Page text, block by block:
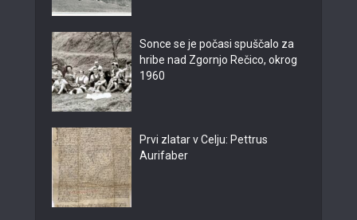
Sonce se je počasi spuščalo za
hribe nad Zgornjo Rečico, okrog
1960
Prvi zlatar v Celju: Pettrus
Aurifaber